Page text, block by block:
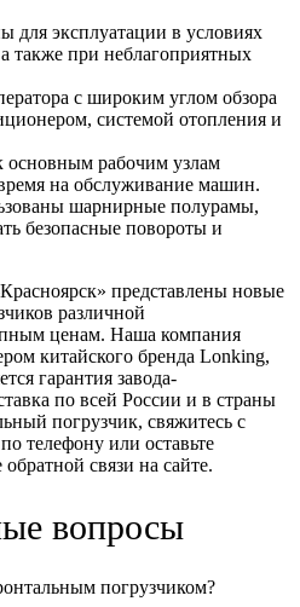
эксплуатации в условиях
также при неблагоприятных
с широким углом обзора
системой отопления и
рабочим узлам
на обслуживание машин.
шарнирные полурамы,
безопасные повороты и
представлены новые
различной
ценам. Наша компания
китайского бренда Lonking,
гарантия завода-
по всей России и в страны
погрузчик, свяжитесь с
телефону или оставьте
связи на сайте.
вопросы
погрузчиком?